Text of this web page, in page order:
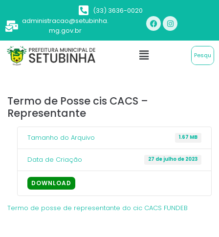
(33) 3636-0020
administracao@setubinha.
mg.gov.br
Termo de Posse cis CACS –
Representante
Tamanho do Arquivo 1.67 MB
Data de Criação 27 de julho de 2023
DOWNLOAD
Termo de posse de representante do cic CACS FUNDEB